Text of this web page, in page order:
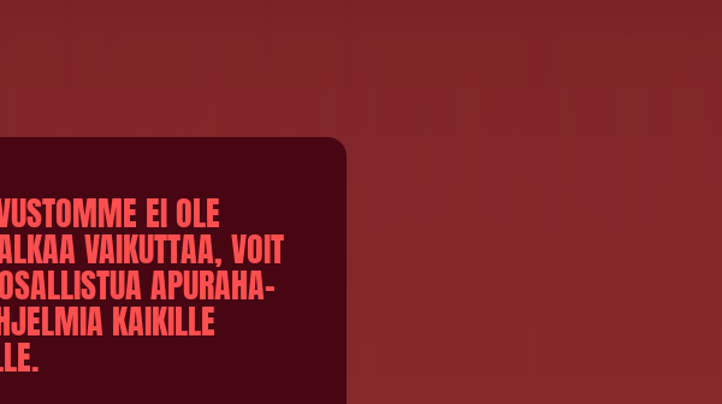
EI OLE
VAIKUTTAA, VOIT
APURAHA-
KAIKILLE